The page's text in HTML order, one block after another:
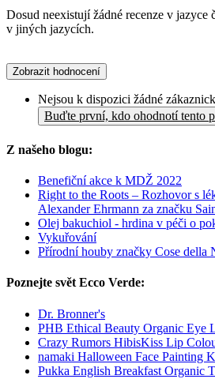
Dosud neexistují žádné recenze v jazyce
v jiných jazycích.
Zobrazit hodnocení
Nejsou k dispozici žádné
Buďte první, kdo ohodnotí tento
Z našeho blogu:
Benefiční akce k MDŽ 2022
Right to the Roots – Rozhovor s
Alexander Ehrmann za značku
Olej bakuchiol - hrdina v péči o
Vykuřování
Přírodní houby značky Cose della
Poznejte svět Ecco Verde:
Dr. Bronner's
PHB Ethical Beauty Organic Eye
Crazy Rumors HibisKiss Lip
namaki Halloween Face Painting
Pukka English Breakfast Organic